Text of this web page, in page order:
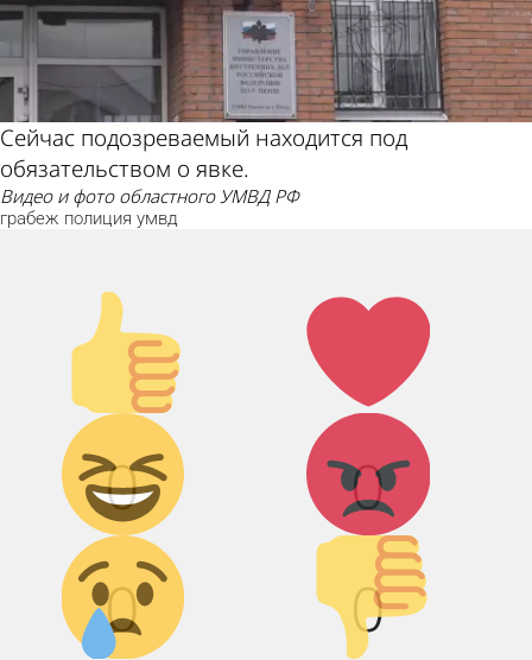
Сейчас подозреваемый находится под
обязательством о явке.
видео и фото областного УМВД РФ
грабеж полиция умвд
Палец
вверх!
0
Лайк!
0
Дикий
смех!
0
Агрессия!
0
Грусть :(
Палец
вниз!